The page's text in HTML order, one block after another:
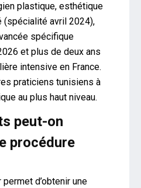
plastique, esthétique
(spécialité avril 2024),
spécifique
et plus de deux ans
intensive en France.
praticiens tunisiens à
au plus haut niveau.
peut-on
procédure
permet d’obtenir une